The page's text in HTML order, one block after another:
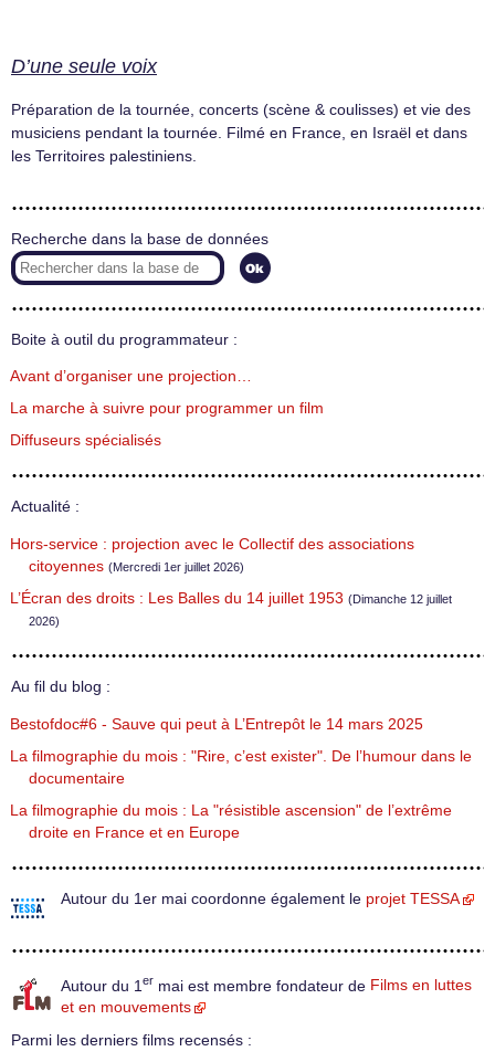
D’une seule voix
Préparation de la tournée, concerts (scène & coulisses) et vie des
musiciens pendant la tournée. Filmé en France, en Israël et dans
les Territoires palestiniens.
Recherche dans la base de données
Boite à outil du programmateur :
Avant d’organiser une projection…
La marche à suivre pour programmer un film
Diffuseurs spécialisés
Actualité :
Hors-service : projection avec le Collectif des associations
citoyennes (Mercredi 1er juillet 2026)
L’Écran des droits : Les Balles du 14 juillet 1953 (Dimanche 12 juillet
2026)
Au fil du blog :
Bestofdoc#6 - Sauve qui peut à L’Entrepôt le 14 mars 2025
La filmographie du mois : "Rire, c’est exister". De l’humour dans le
documentaire
La filmographie du mois : La "résistible ascension" de l’extrême
droite en France et en Europe
Autour du 1er mai coordonne également le projet TESSA
Autour du 1 er mai est membre fondateur de Films en luttes
et en mouvements
Parmi les derniers films recensés :